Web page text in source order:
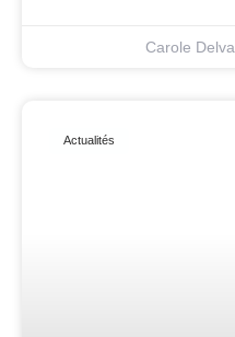
Carole Delva
Actualités